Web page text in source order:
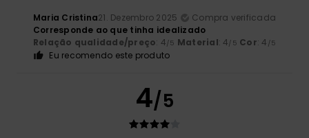
Maria Cristina21. Dezembro 2025
Compra verificada
Corresponde ao que tinha idealizado
Relação qualidade/preço: 4/5 Material: 4/5 Cor: 4 /5
Eu recomendo este produto
4/5